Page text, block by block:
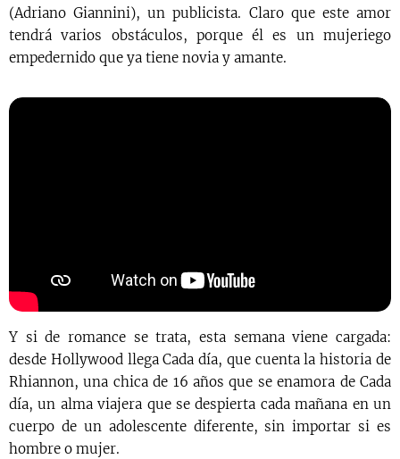
(Adriano Giannini), un publicista. Claro que este amor
tendrá varios obstáculos, porque él es un mujeriego
empedernido que ya tiene novia y amante.
Y si de romance se trata, esta semana viene cargada:
desde Hollywood llega Cada día, que cuenta la historia de
Rhiannon, una chica de 16 años que se enamora de Cada
día, un alma viajera que se despierta cada mañana en un
cuerpo de un adolescente diferente, sin importar si es
hombre o mujer.